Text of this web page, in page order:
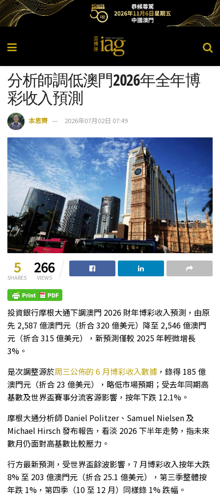
分析師調低澳門2026年全年博
彩收入預測
本思齊 2026年07月02日 07:49
5
SHARES
266
VIEWS
投資銀行摩根大通下調澳門 2026 財年博彩收入預測，由原
先 2,587 億澳門元（折合 320 億美元）降至 2,546 億澳門
元（折合 315 億美元），新預測僅較 2025 年輕微增長
3%。
是次調整源於周三公佈的 6 月博彩收入數據 ，錄得 185 億
澳門元（折合 23 億美元），略低市場預期；受去年同期高
基數及世界盃賽事分流客源影響，按年下跌 12.1%。
摩根大通分析師 Daniel Politzer、Samuel Nielsen 及
Michael Hirsch 發布報告，看淡 2026 下半年走勢，指未來
數月仍面對高基數比較壓力。
行方最新預測，受世界盃餘波影響，7 月博彩收入按年大跌
8% 至 203 億澳門元（折合 25.1 億美元），第三季整體按
年跌 1%，第四季（10 至 12 月）同樣錄 1% 跌幅。